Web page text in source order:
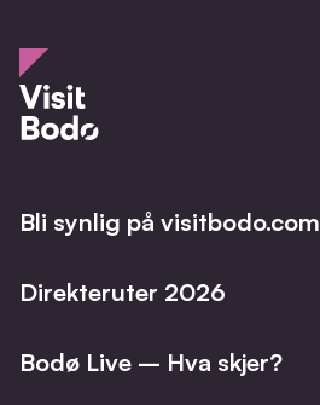
Bli synlig på visitbodo.com
Direkteruter 2026
Bodø Live – Hva skjer?